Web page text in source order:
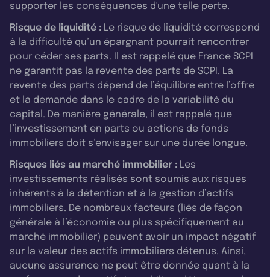
supporter les conséquences d'une telle perte.
Risque de liquidité : Le risque de liquidité correspond
à la difficulté qu’un épargnant pourrait rencontrer
pour céder ses parts. Il est rappelé que France SCPI
ne garantit pas la revente des parts de SCPI. La
revente des parts dépend de l’équilibre entre l’offre
et la demande dans le cadre de la variabilité du
capital. De manière générale, il est rappelé que
l’investissement en parts ou actions de fonds
immobiliers doit s’envisager sur une durée longue.
Risques liés au marché immobilier : Les
investissements réalisés sont soumis aux risques
inhérents à la détention et à la gestion d’actifs
immobiliers. De nombreux facteurs (liés de façon
générale à l’économie ou plus spécifiquement au
marché immobilier) peuvent avoir un impact négatif
sur la valeur des actifs immobiliers détenus. Ainsi,
aucune assurance ne peut être donnée quant à la